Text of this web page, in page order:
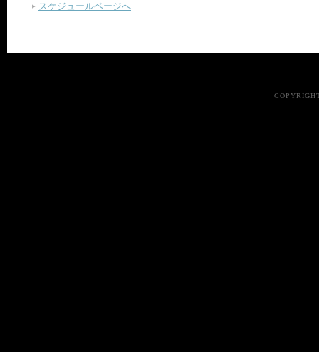
スケジュールページへ